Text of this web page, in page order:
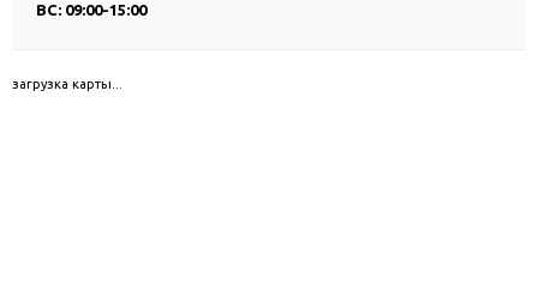
ВС: 09:00-15:00
загрузка карты...